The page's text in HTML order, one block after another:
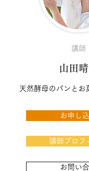
講師
山田
天然酵母のパンとお
お申し
講師プロフ
お問い